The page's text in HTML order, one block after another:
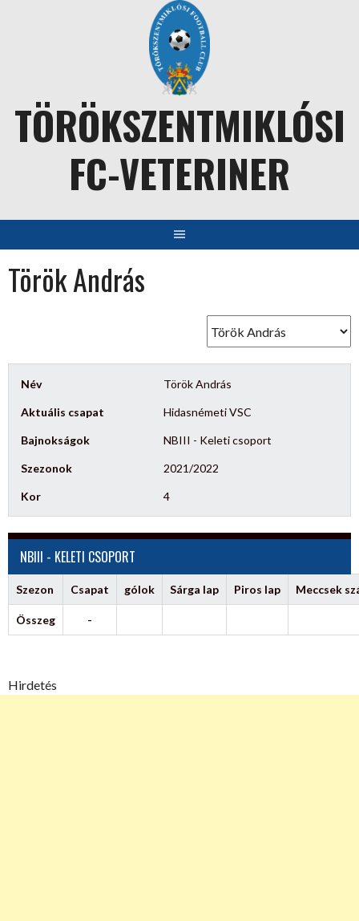
TÖRÖKSZENTMIKLÓSI
FC-VETERINER
Török András
Név Török András
Aktuális csapat Hidasnémeti VSC
Bajnokságok NBIII - Keleti csoport
Szezonok 2021/2022
Kor 4
NBIII - KELETI CSOPORT
Szezon Csapat gólok Sárga lap Piros lap Meccsek
Összeg -
Hirdetés